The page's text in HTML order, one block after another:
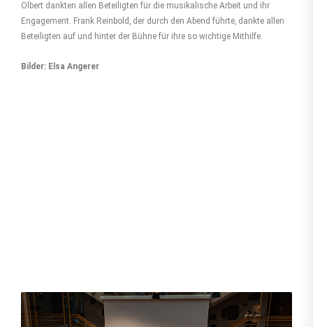
Olbert dankten allen Beteiligten für die musikalische Arbeit und ihr
Engagement. Frank Reinbold, der durch den Abend führte, dankte allen
Beteiligten auf und hinter der Bühne für ihre so wichtige Mithilfe.
Bilder: Elsa Angerer